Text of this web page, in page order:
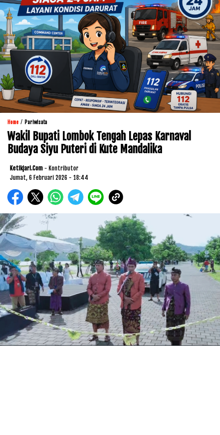
Home / Pariwisata
Wakil Bupati Lombok Tengah Lepas Karnaval
Budaya Siyu Puteri di Kute Mandalika
Ketikjari.com - Kontributor
Jumat, 6 Februari 2026 - 18:44